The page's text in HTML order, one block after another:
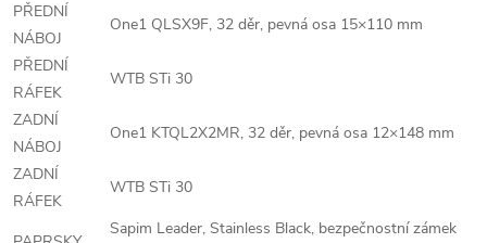
PŘEDNÍ
NÁBOJ
One1 QLSX9F, 32 děr, pevná osa 15×110 mm
PŘEDNÍ
RÁFEK
WTB STi 30
ZADNÍ
NÁBOJ
One1 KTQL2X2MR, 32 děr, pevná osa 12×148 mm
ZADNÍ
RÁFEK
WTB STi 30
Sapim Leader, Stainless Black, bezpečnostní zámek